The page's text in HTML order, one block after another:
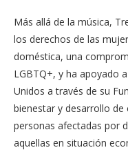
Más allá de la música,
los derechos de las
doméstica, una
LGBTQ+, y ha apoyado
Unidos a través de su
bienestar y desarrollo
personas afectadas por
aquellas en situación